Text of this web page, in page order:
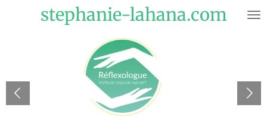
stephanie-lahana.com